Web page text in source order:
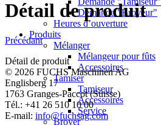
Demande "Broyeur"
Heures d’ouverture
Produits
Mélanger
Mélangeur pour fûts
Accessoires
Tamiser
Tamiseur
Accessoires
Service
Broyer
Détail de produit
Précédant
Détail de produit
© 2026 FUCHS Maschinen AG
Englisberg 17
1763 Granges-Paccot (Suisse)
Tél.: +41 26 510 10 00
E-mail: info@fuchsag.com